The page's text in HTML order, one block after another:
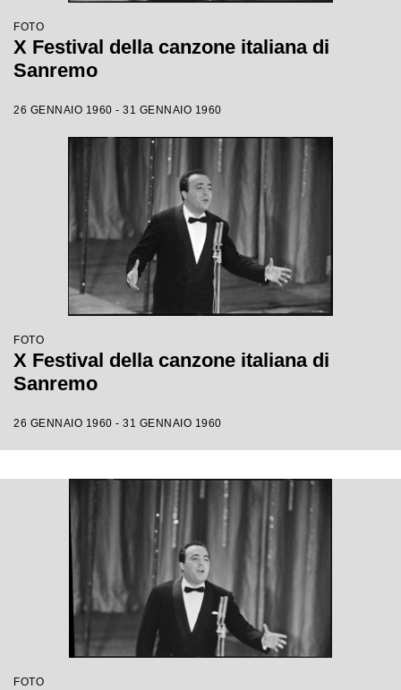
FOTO
X Festival della canzone italiana di
Sanremo
26 GENNAIO 1960 - 31 GENNAIO 1960
FOTO
X Festival della canzone italiana di
Sanremo
26 GENNAIO 1960 - 31 GENNAIO 1960
FOTO